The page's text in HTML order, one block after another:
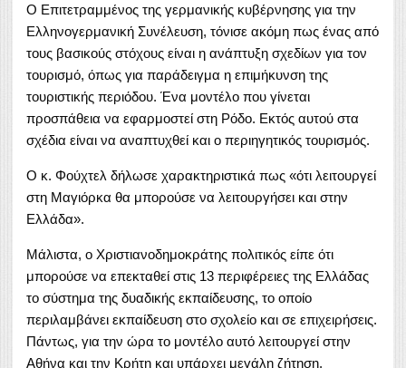
Ο Επιτετραμμένος της γερμανικής κυβέρνησης για την
Ελληνογερμανική Συνέλευση, τόνισε ακόμη πως ένας από
τους βασικούς στόχους είναι η ανάπτυξη σχεδίων για τον
τουρισμό, όπως για παράδειγμα η επιμήκυνση της
τουριστικής περιόδου. Ένα μοντέλο που γίνεται
προσπάθεια να εφαρμοστεί στη Ρόδο. Εκτός αυτού στα
σχέδια είναι να αναπτυχθεί και ο περιηγητικός τουρισμός.
Ο κ. Φούχτελ δήλωσε χαρακτηριστικά πως «ότι λειτουργεί
στη Μαγιόρκα θα μπορούσε να λειτουργήσει και στην
Ελλάδα».
Μάλιστα, ο Χριστιανοδημοκράτης πολιτικός είπε ότι
μπορούσε να επεκταθεί στις 13 περιφέρειες της Ελλάδας
το σύστημα της δυαδικής εκπαίδευσης, το οποίο
περιλαμβάνει εκπαίδευση στο σχολείο και σε επιχειρήσεις.
Πάντως, για την ώρα το μοντέλο αυτό λειτουργεί στην
Αθήνα και την Κρήτη και υπάρχει μεγάλη ζήτηση.